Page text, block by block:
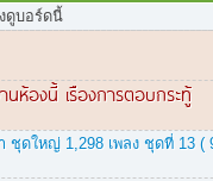
ดูบอร์ดนี้
นห้องนี้ เรืองการตอบกระทู้
ดใหญ่ 1,298 เพลง ชุดที่ 13 (